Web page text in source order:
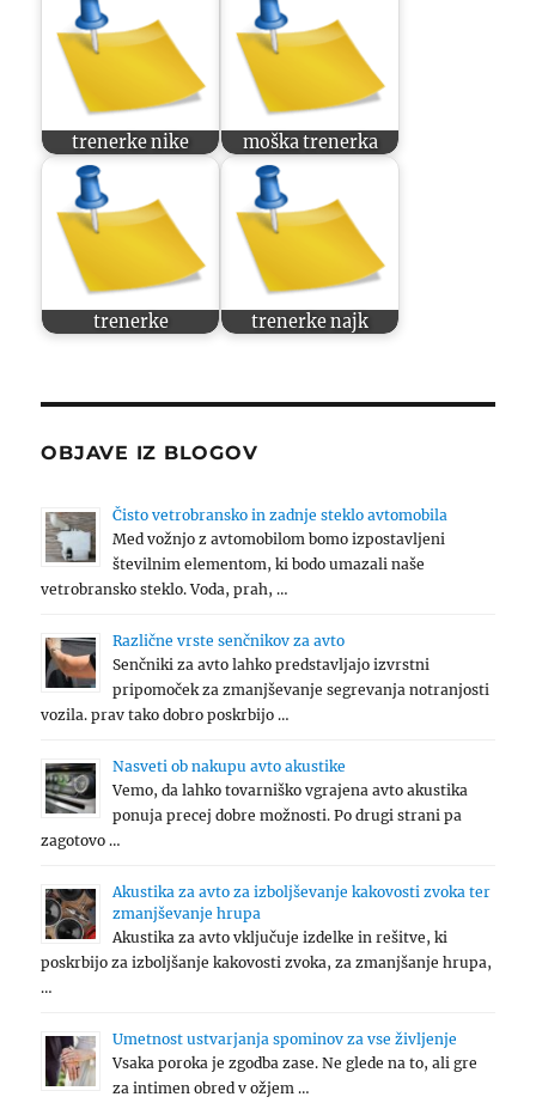
trenerke nike moška trenerka
trenerke trenerke najk
OBJAVE IZ BLOGOV
Čisto vetrobransko in zadnje steklo avtomobila
Med vožnjo z avtomobilom bomo izpostavljeni
številnim elementom, ki bodo umazali naše
vetrobransko steklo. Voda, prah, …
Različne vrste senčnikov za avto
Senčniki za avto lahko predstavljajo izvrstni
pripomoček za zmanjševanje segrevanja notranjosti
vozila. prav tako dobro poskrbijo …
Nasveti ob nakupu avto akustike
Vemo, da lahko tovarniško vgrajena avto akustika
ponuja precej dobre možnosti. Po drugi strani pa
zagotovo …
Akustika za avto za izboljševanje kakovosti zvoka ter
zmanjševanje hrupa
Akustika za avto vključuje izdelke in rešitve, ki
poskrbijo za izboljšanje kakovosti zvoka, za zmanjšanje hrupa,
…
Umetnost ustvarjanja spominov za vse življenje
Vsaka poroka je zgodba zase. Ne glede na to, ali gre
za intimen obred v ožjem …